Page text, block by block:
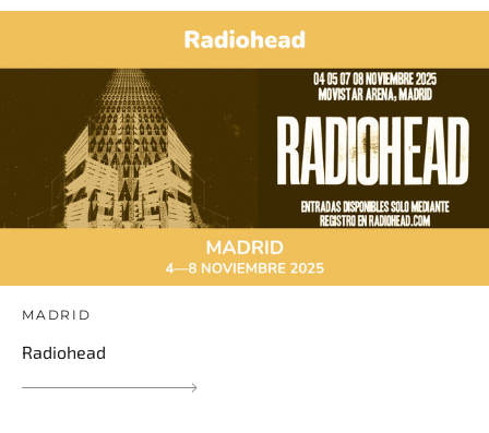
MADRID
Radiohead